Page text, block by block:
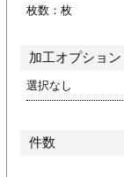
リーブ
枚数： 枚
加工オプション
選択なし
件数